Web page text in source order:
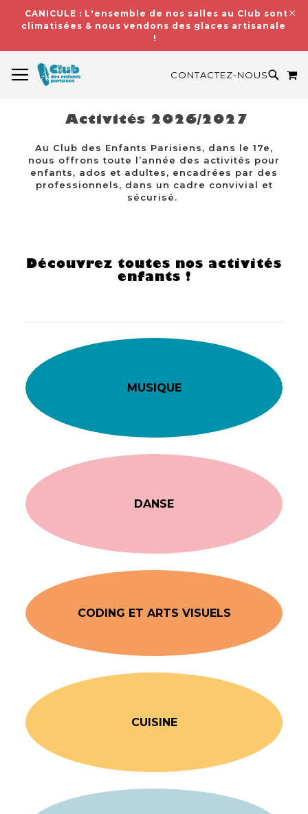
CANICULE : L'ensemble de nos salles au Club sont
climatisées & nous vendons des glaces artisanales
!
CONTACTEZ-NOUS
Activités 2026/2027
Au Club des Enfants Parisiens, dans le 17e,
nous offrons toute l’année des activités pour
enfants, ados et adultes, encadrées par des
professionnels, dans un cadre convivial et
sécurisé.
Découvrez toutes nos activités
enfants !
MUSIQUE
DANSE
CODING ET ARTS VISUELS
CUISINE